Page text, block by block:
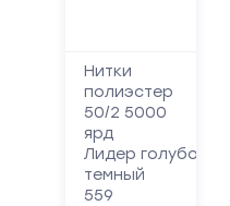
Нитки
полиэстер
50/2 5000
ярд
Лидер голубой
темный
559